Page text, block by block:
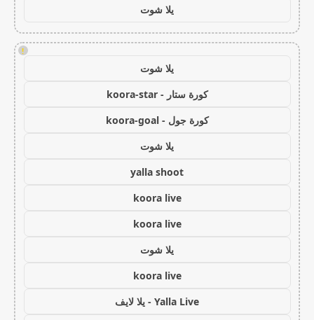
يلا شوت
!
يلا شوت
كورة ستار - koora-star
كورة جول - koora-goal
يلا شوت
yalla shoot
koora live
koora live
يلا شوت
koora live
Yalla Live - يلا لايف